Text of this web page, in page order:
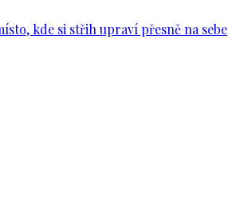
kde si střih upraví přesně na sebe